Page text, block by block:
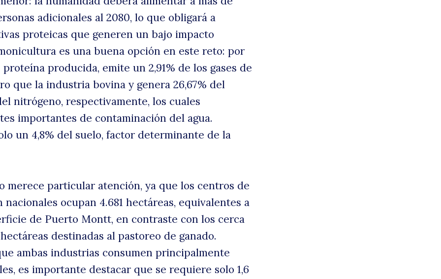
del
adicionales al 2080, lo que obligará a
proteicas que generen un bajo impacto
es una buena opción en este reto: por
producida, emite un 2,91% de los gases de
que la industria bovina y genera 26,67% del
nitrógeno, respectivamente, los cuales
importantes de contaminación del agua.
un 4,8% del suelo, factor determinante de la
merece particular atención, ya que los centros de
ocupan 4.681 hectáreas, equivalentes a
de Puerto Montt, en contraste con los cerca
destinadas al pastoreo de ganado.
ambas industrias consumen principalmente
es importante destacar que se requiere solo 1,6